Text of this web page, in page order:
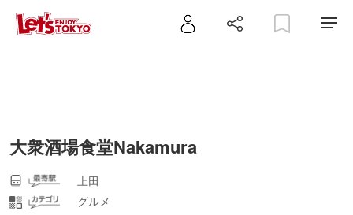
大衆酒場食堂Nakamura
上田
グルメ